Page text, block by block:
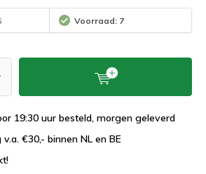
Voorraad: 7
19:30 uur besteld, morgen geleverd
€30,- binnen NL en BE